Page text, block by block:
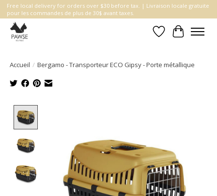
Free local delivery for orders over $30 before tax. | Livraison locale gratuite
pour les commandes de plus de 30$ avant taxes.
Liste dePanier
Accueil / Bergamo - Transporteur ECO Gipsy - Porte métallique